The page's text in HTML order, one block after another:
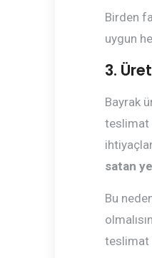
Birden
uygun
3.
Bayrak
teslimat
satan
Bu
teslimat